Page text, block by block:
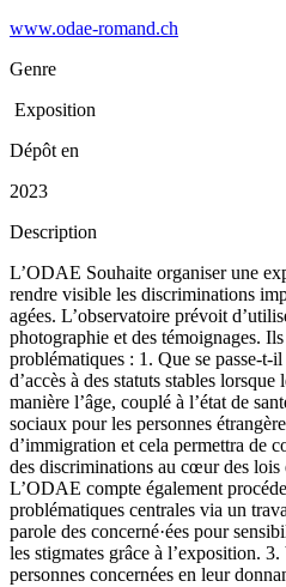
www.odae-romand.ch
Genre
Exposition
Dépôt en
2023
Description
L’ODAE Souhaite organiser une
rendre visible les discriminations
agées. L’observatoire prévoit
photographie et des témoignages.
problématiques : 1. Que se passe-t-
d’accès à des statuts stables
manière l’âge, couplé à l’état de
sociaux pour les personnes
d’immigration et cela permettra de
des discriminations au cœur des lois
L’ODAE compte également
problématiques centrales via un
parole des concerné·ées pour
les stigmates grâce à l’exposition.
personnes concernées en leur